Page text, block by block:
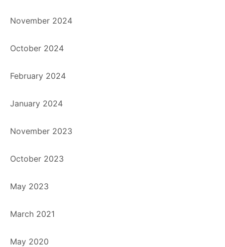
November 2024
October 2024
February 2024
January 2024
November 2023
October 2023
May 2023
March 2021
May 2020